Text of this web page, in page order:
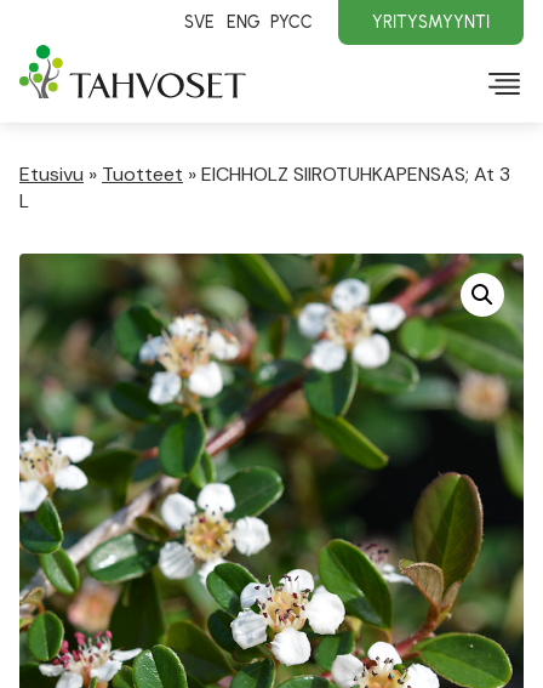
SVE ENG PYCC YRITYSMYYNTI
Etusivu » Tuotteet »EICHHOLZ SIIROTUHKAPENSAS; At 3
L